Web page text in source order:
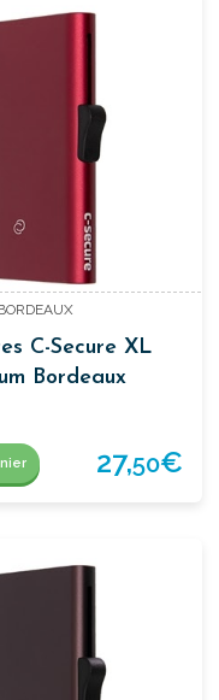
C-Secure XL
Bordeaux
27,50€